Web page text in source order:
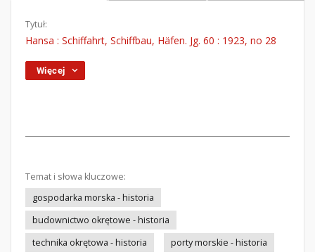
Tytuł:
Hansa : Schiffahrt, Schiffbau, Häfen. Jg. 60 : 1923, no 28
Więcej
Temat i słowa kluczowe:
gospodarka morska - historia
budownictwo okrętowe - historia
technika okrętowa - historia
porty morskie - historia